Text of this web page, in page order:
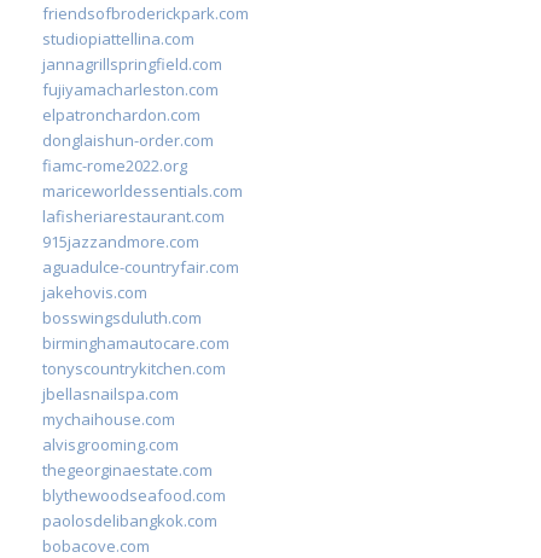
friendsofbroderickpark.com
studiopiattellina.com
jannagrillspringfield.com
fujiyamacharleston.com
elpatronchardon.com
donglaishun-order.com
fiamc-rome2022.org
mariceworldessentials.com
lafisheriarestaurant.com
915jazzandmore.com
aguadulce-countryfair.com
jakehovis.com
bosswingsduluth.com
birminghamautocare.com
tonyscountrykitchen.com
jbellasnailspa.com
mychaihouse.com
alvisgrooming.com
thegeorginaestate.com
blythewoodseafood.com
paolosdelibangkok.com
bobacove.com